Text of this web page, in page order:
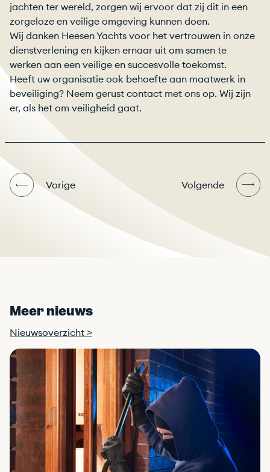
jachten ter wereld, zorgen wij ervoor dat zij dit in een
zorgeloze en veilige omgeving kunnen doen.
Wij danken Heesen Yachts voor het vertrouwen in onze
dienstverlening en kijken ernaar uit om samen te
werken aan een veilige en succesvolle toekomst.
Heeft uw organisatie ook behoefte aan maatwerk in
beveiliging? Neem gerust contact met ons op. Wij zijn
er, als het om veiligheid gaat.
Vorige Volgende
Meer nieuws
Nieuwsoverzicht >